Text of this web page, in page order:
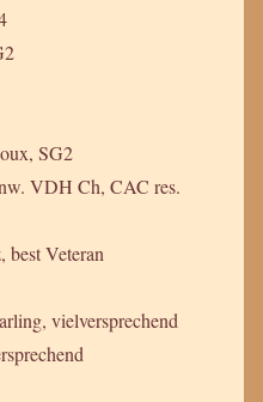
SG2
VDH Ch, CAC res.
best Veteran
vielversprechend